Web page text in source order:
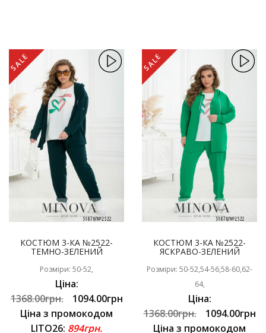
SALE
КОСТЮМ 3-КА №2522-
ТЕМНО-ЗЕЛЕНИЙ
Розміри: 50-52,
Ціна:
1368.00грн.
1094.00грн
Ціна з промокодом
LITO26: 894грн.
SALE
КОСТЮМ 3-КА №2522-
ЯСКРАВО-ЗЕЛЕНИЙ
Розміри: 50-52,54-56,58-60,62-
64,
Ціна:
1368.00грн.
1094.00грн
Ціна з промокодом